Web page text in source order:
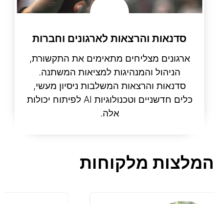
סדנאות והרצאות לארגונים וחברות
ארגונים מצליחים מתאימים את התקשורת,
הניהול והמנהיגות למציאות המשתנה.
סדנאות והרצאות המשלבות ניסיון מעשי,
כלים חדשניים וטכנולוגיות AI לפיתוח יכולות
אלה.
המלצות מלקוחות